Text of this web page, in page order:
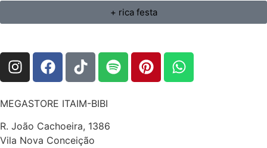
+ rica festa
MEGASTORE ITAIM-BIBI
R. João Cachoeira, 1386
Vila Nova Conceição